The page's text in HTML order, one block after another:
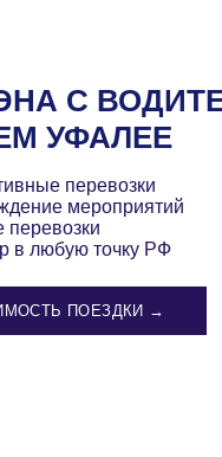
С
УФАЛЕЕ
перевозки
мероприятий
перевозки
в любую точку РФ
ПОЕЗДКИ →